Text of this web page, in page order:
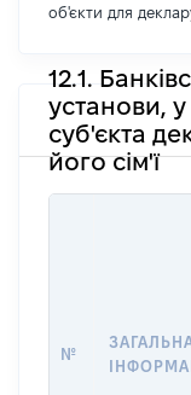
об'єкти для
12.1.
установи,
суб'єкта
його сім'ї
№